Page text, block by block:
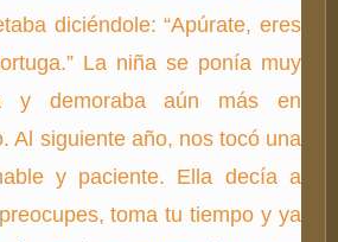
diciéndole: “Apúrate, eres
La niña se ponía muy
y demoraba aún más en
Al siguiente año, nos tocó una
y paciente. Ella decía a
toma tu tiempo y ya